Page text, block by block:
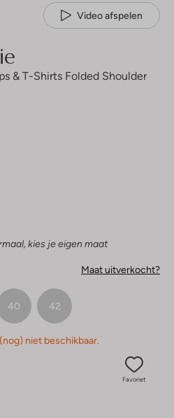
Video afspelen
& T-Shirts Folded Shoulder
kies je eigen maat
Maat uitverkocht?
40 42
niet beschikbaar.
Favoriet